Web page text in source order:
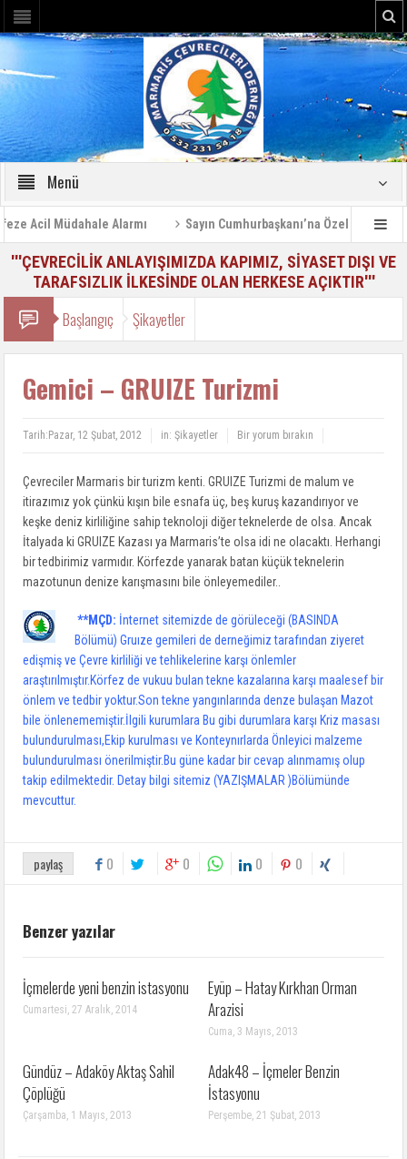
Menü
Acil Müdahale Alarmı Sayın Cumhurbaşkanı’na Özel
'''ÇEVRECİLİK ANLAYIŞIMIZDA KAPIMIZ, SİYASET DIŞI VE
TARAFSIZLIK İLKESİNDE OLAN HERKESE AÇIKTIR'''
Başlangıç Şikayetler
Gemici – GRUIZE Turizmi
Tarih:Pazar, 12 Şubat, 2012 in:Şikayetler Bir yorum bırakın
Çevreciler Marmaris bir turizm kenti. GRUIZE Turizmi de malum ve
itirazımız yok çünkü kışın bile esnafa üç, beş kuruş kazandırıyor ve
keşke deniz kirliliğine sahip teknoloji diğer teknelerde de olsa. Ancak
İtalyada ki GRUIZE Kazası ya Marmaris’te olsa idi ne olacaktı. Herhangi
bir tedbirimiz varmıdır. Körfezde yanarak batan küçük teknelerin
mazotunun denize karışmasını bile önleyemediler..
**MÇD: İnternet sitemizde de görüleceği (BASINDA
Bölümü) Gruıze gemileri de derneğimiz tarafından ziyeret
edişmiş ve Çevre kirliliği ve tehlikelerine karşı önlemler
araştırılmıştır.Körfez de vukuu bulan tekne kazalarına karşı maalesef bir
önlem ve tedbir yoktur.Son tekne yangınlarında denze bulaşan Mazot
bile önlenememiştir.İlgili kurumlara Bu gibi durumlara karşı Kriz masası
bulundurulması,Ekip kurulması ve Konteynırlarda Önleyici malzeme
bulundurulması önerilmiştir.Bu güne kadar bir cevap alınmamış olup
takip edilmektedir. Detay bilgi sitemiz (YAZIŞMALAR )Bölümünde
mevcuttur.
paylaş 0 0 0 0
Benzer yazılar
İçmelerde yeni benzin istasyonu
Cumartesi, 27 Aralık, 2014
Eyüp – Hatay Kırkhan Orman
Arazisi
Cuma, 3 Mayıs, 2013
Gündüz – Adaköy Aktaş Sahil
Çöplüğü
Çarşamba, 1 Mayıs, 2013
Adak48 – İçmeler Benzin
İstasyonu
Perşembe, 21 Şubat, 2013